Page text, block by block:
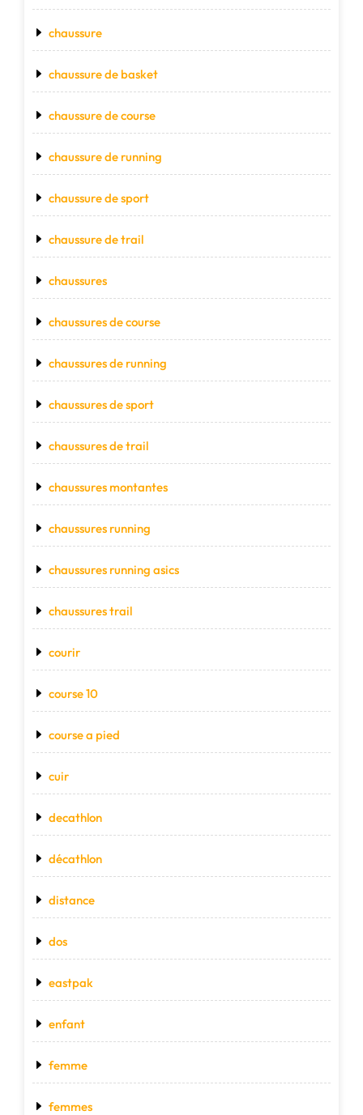
chaussure
chaussure de basket
chaussure de course
chaussure de running
chaussure de sport
chaussure de trail
chaussures
chaussures de course
chaussures de running
chaussures de sport
chaussures de trail
chaussures montantes
chaussures running
chaussures running asics
chaussures trail
courir
course 10
course a pied
cuir
decathlon
décathlon
distance
dos
eastpak
enfant
femme
femmes